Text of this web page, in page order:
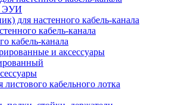
ЭУИ
для настенного кабель-канала
кабель-канала
кабель-канала
и аксессуары
листового кабельного лотка